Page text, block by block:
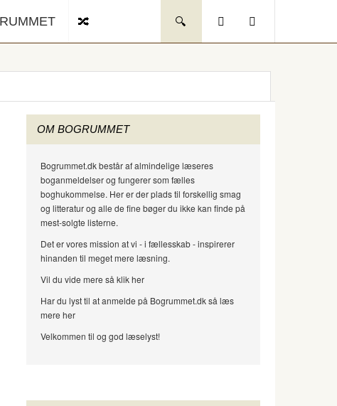
OM BOGRUMMET
Bogrummet.dk består af almindelige læseres
boganmeldelser og fungerer som fælles
boghukommelse. Her er der plads til forskellig smag
og litteratur og alle de fine bøger du ikke kan finde på
mest-solgte listerne.
Det er vores mission at vi - i fællesskab - inspirerer
hinanden til meget mere læsning.
Vil du vide mere så klik her
Har du lyst til at anmelde på Bogrummet.dk så læs
mere her
Velkommen til og god læselyst!